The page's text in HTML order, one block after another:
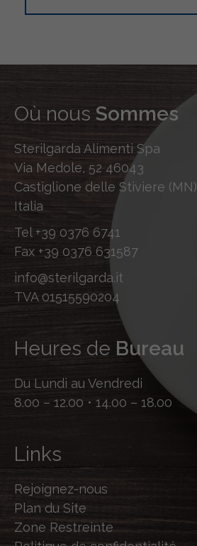
Où nous Sommes
Sterilgarda Alimenti Spa
Via Medole, 52 46043
Castiglione delle Stiviere (MN)
Italia
Tel +39 0376 6741
Fax +39 0376 631587
info@sterilgarda.it
TVA 01515590204
Heures de Bureau
Du Lundi au Vendredi
8.00 – 12.00 • 14.00 – 18.00
Links
Rejoignez-nous
Plan du Site
Zone Restreinte